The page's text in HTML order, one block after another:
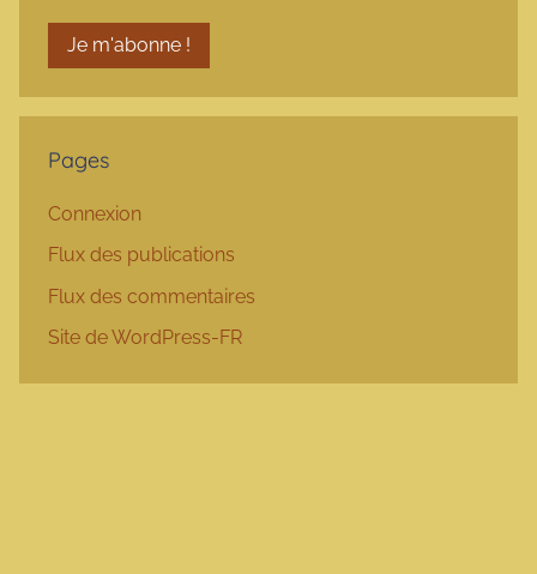
Pages
Connexion
Flux des publications
Flux des commentaires
Site de WordPress-FR